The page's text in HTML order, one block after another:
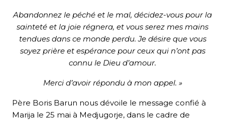
Abandonnez le péché et le mal, décidez-vous pour la
sainteté et la joie régnera, et vous serez mes mains
tendues dans ce monde perdu. Je désire que vous
soyez prière et espérance pour ceux qui n’ont pas
connu le Dieu d’amour.
Merci d’avoir répondu à mon appel. »
Père Boris Barun nous dévoile le message confié à
Marija le 25 mai à Medjugorje, dans le cadre de